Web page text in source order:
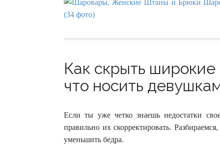
Как скрыть
что носить
Если ты уже четко знаешь недостатки
правильно их скорректировать.
уменьшить бедра.